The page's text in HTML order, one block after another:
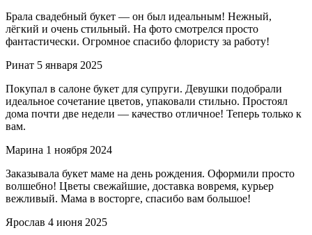
Брала свадебный букет — он был идеальным! Нежный,
лёгкий и очень стильный. На фото смотрелся просто
фантастически. Огромное спасибо флористу за работу!
Ринат 5 января 2025
Покупал в салоне букет для супруги. Девушки подобрали
идеальное сочетание цветов, упаковали стильно. Простоял
дома почти две недели — качество отличное! Теперь только к
вам.
Марина 1 ноября 2024
Заказывала букет маме на день рождения. Оформили просто
волшебно! Цветы свежайшие, доставка вовремя, курьер
вежливый. Мама в восторге, спасибо вам большое!
Ярослав 4 июня 2025